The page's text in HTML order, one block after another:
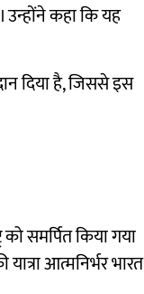
उन्होंने कहा कि यह
दिया है, जिससे इस
को समर्पित किया गया
आत्मनिर्भर भारत